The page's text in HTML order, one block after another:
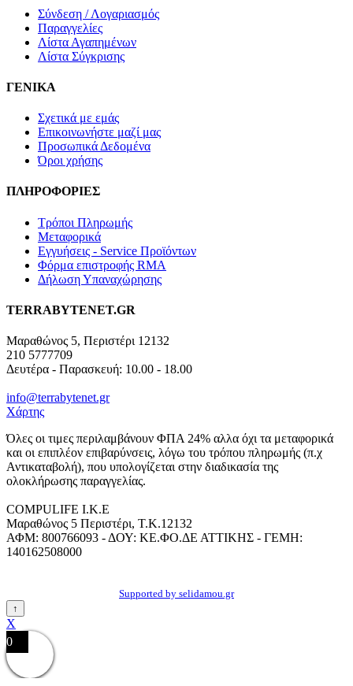
Σύνδεση / Λογαριασμός
Παραγγελίες
Λίστα Αγαπημένων
Λίστα Σύγκρισης
ΓΕΝΙΚΑ
Σχετικά με εμάς
Επικοινωνήστε μαζί μας
Προσωπικά Δεδομένα
Όροι χρήσης
ΠΛΗΡΟΦΟΡΙΕΣ
Τρόποι Πληρωμής
Μεταφορικά
Εγγυήσεις - Service Προϊόντων
Φόρμα επιστροφής RMA
Δήλωση Υπαναχώρησης
ΤERRABYTENET.GR
Μαραθώνος 5, Περιστέρι 12132
210 5777709
Δευτέρα - Παρασκευή: 10.00 - 18.00
info@terrabytenet.gr
Χάρτης
Όλες οι τιμες περιλαμβάνουν ΦΠΑ 24% αλλα όχι τα μεταφορικά
και οι επιπλέον επιβαρύνσεις, λόγω του τρόπου πληρωμής (π.χ
Αντικαταβολή), που υπολογίζεται στην διαδικασία της
ολοκλήρωσης παραγγελίας.
COMPULIFE Ι.Κ.Ε
Μαραθώνος 5 Περιστέρι, Τ.Κ.12132
ΑΦΜ: 800766093 - ΔΟΥ: ΚΕ.ΦΟ.ΔΕ ΑΤΤΙΚΗΣ - ΓΕΜΗ:
140162508000
Supported by selidamou.gr
↑
X
0